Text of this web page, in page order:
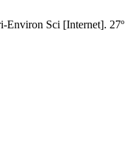
Sci [Internet]. 27º